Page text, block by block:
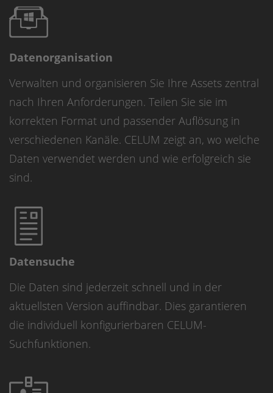
Datenorganisation
Verwalten und organisieren Sie Ihre Assets zentral
nach Ihren Anforderungen. Teilen Sie sie im
korrekten Format und passender Auflösung in
verschiedenen Kanäle. CELUM zeigt an, wo welche
Daten verwendet werden und wie erfolgreich sie
sind.
Datensuche
Die Daten sind jederzeit schnell und in der
aktuellsten Version auffindbar. Dies garantieren
die individuell konfigurierbaren CELUM-
Suchfunktionen.